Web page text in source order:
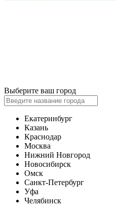
Выберите ваш город
Екатеринбург
Казань
Краснодар
Москва
Нижний Новгород
Новосибирск
Омск
Санкт-Петербург
Уфа
Челябинск